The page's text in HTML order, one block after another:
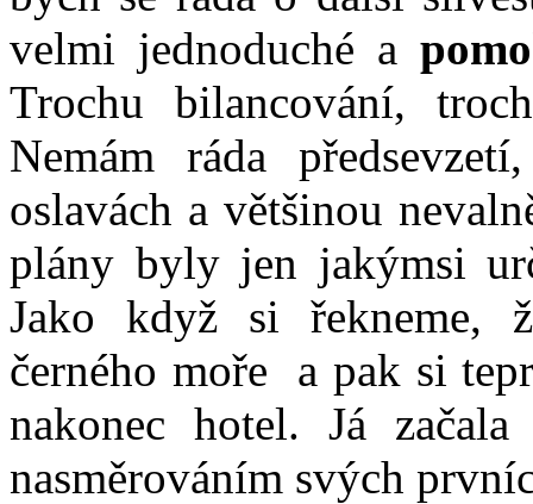
velmi jednoduché a
Trochu bilancování,
Nemám ráda
oslavách a většinou
plány byly jen jakýmsi
Jako když si řekneme,
černého moře a pak si
nakonec hotel. Já
nasměrováním svých